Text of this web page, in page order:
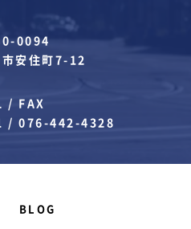
0094
安住町7-12
/ FAX
/076-442-4328
BLOG